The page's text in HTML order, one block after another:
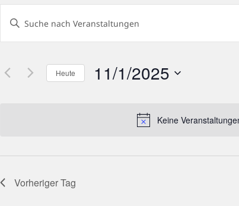
Keine
Such-
Ansichtennavigation
Geben
Sie
Schlüsselwort.
Heute 11/1/2025
Vorheriger Tag